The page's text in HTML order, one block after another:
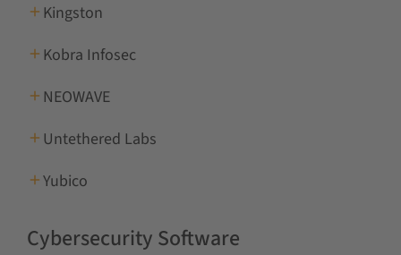
Kingston
Kobra Infosec
NEOWAVE
Untethered Labs
Yubico
Cybersecurity Software